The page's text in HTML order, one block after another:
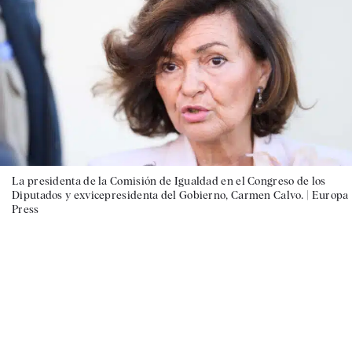
La presidenta de la Comisión de Igualdad en el Congreso de los
Diputados y exvicepresidenta del Gobierno, Carmen Calvo. | Europa
Press